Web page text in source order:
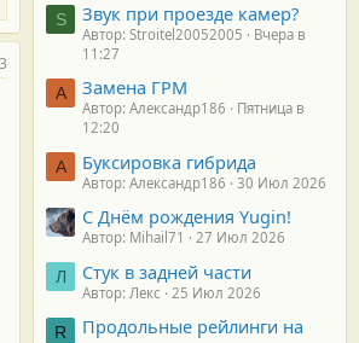
S Звук при проезде камер?
Автор: Stroitel20052005
Вчера в
11:27
А Замена ГРМ
Автор: Александр186
Пятница в
12:20
А Буксировка гибрида
Автор: Александр186 30 Июл 2026
С Днём рождения Yugin!
Автор: Mihail71 27 Июл 2026
Л Стук в задней части
Автор: Лекс 25 Июл 2026
R
Продольные рейлинги на